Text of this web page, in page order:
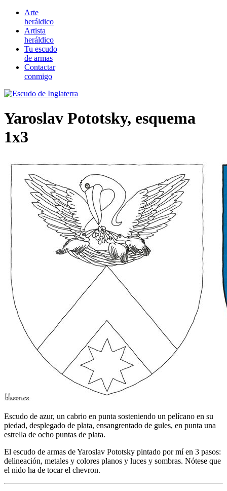
Arte
heráldico
Artista
heráldico
Tu escudo
de armas
Contactar
conmigo
Yaroslav Pototsky, esquema
1x3
Escudo de azur, un cabrio en punta sosteniendo un pelícano en su
piedad, desplegado de plata, ensangrentado de gules, en punta una
estrella de ocho puntas de plata.
El escudo de armas de Yaroslav Pototsky pintado por mí en 3 pasos:
delineación, metales y colores planos y luces y sombras. Nótese que
el nido ha de tocar el chevron.